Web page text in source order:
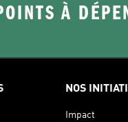
À
NOS
Impact